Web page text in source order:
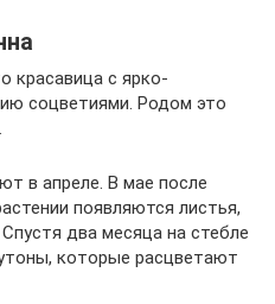
красавица с ярко-
соцветиями. Родом это
в апреле. В мае после
появляются листья,
два месяца на стебле
которые расцветают